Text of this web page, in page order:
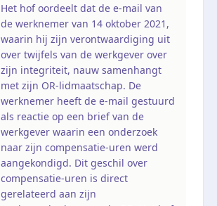
Het hof oordeelt dat de e-mail van
de werknemer van 14 oktober 2021,
waarin hij zijn verontwaardiging uit
over twijfels van de werkgever over
zijn integriteit, nauw samenhangt
met zijn OR-lidmaatschap. De
werknemer heeft de e-mail gestuurd
als reactie op een brief van de
werkgever waarin een onderzoek
naar zijn compensatie-uren werd
aangekondigd. Dit geschil over
compensatie-uren is direct
gerelateerd aan zijn